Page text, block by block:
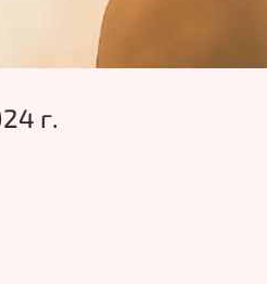
г.